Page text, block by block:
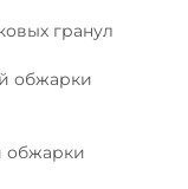
гранул
обжарки
обжарки